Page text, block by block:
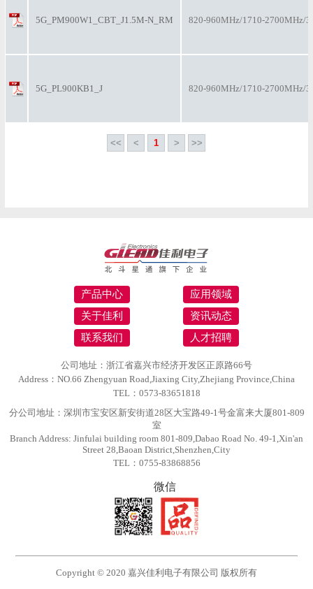
5G_PM900W1_CBT_J1.5M-N_RM 820-960MHz/1710-2700MHz/
5G_PL900KB1_J 820-960MHz/1710-2700MHz/
<< < 1 > >>
产品中心
应用领域
关于佳利
资讯动态
联系我们
人才招聘
公司地址：浙江省嘉兴市经济开发区正原路66号
Address：NO.66 Zhengyuan Road,Jiaxing City,Zhejiang Province,China
TEL：0573-83651818
分公司地址：深圳市宝安区新安街道28区大宝路49-1号金富来大厦801-809
室
Branch Address: Jinfulai building room 801-809,Dabao Road No. 49-1,Xin'an
Street 28,Baoan District,Shenzhen,City
TEL：0755-83868856
微信
Copyright © 2020 嘉兴佳利电子有限公司 版权所有